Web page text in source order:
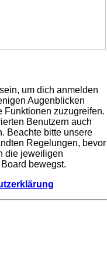
um dich anmelden
Augenblicken
Funktionen zuzugreifen.
Benutzern auch
Beachte bitte unsere
Regelungen, bevor
die jeweiligen
bewegst.